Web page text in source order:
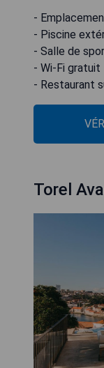
-
- Piscine
- Salle de
- Wi-Fi gratuit
- Restaurant
Torel